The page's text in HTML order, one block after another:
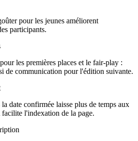
pour les jeunes améliorent
participants.
les premières places et le fair-play :
de communication pour l'édition suivante.
date confirmée laisse plus de temps aux
l'indexation de la page.